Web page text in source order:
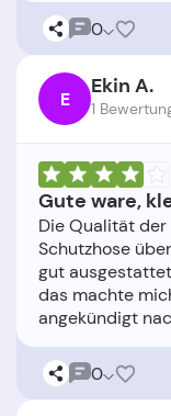
0
E Ekin A.
1
Gute ware,
Die Qualität
Schutzhose
gut
das machte
0